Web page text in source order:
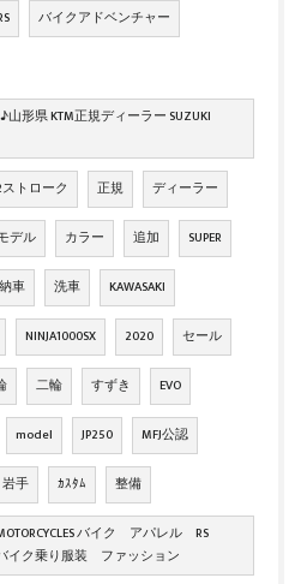
バイクアドベンチャー
山形県 KTM正規ディーラー SUZUKI
ストローク 正規 ディーラー
デル カラー 追加 SUPER
車 洗車 KAWASAKI
NINJA1000SX 2020 セール
二輪 すずき EVO
model JP250 MFJ公認
岩手 ｶｽﾀﾑ 整備
バイク アパレル RS
ク乗り服装 ファッション